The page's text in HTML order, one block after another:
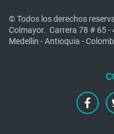
© Todos los derechos
Colmayor. Carrera 78 # 65 -
Medellín - Antioquia -